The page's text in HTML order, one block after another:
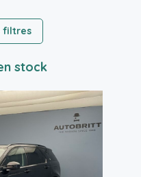
filtres
stock